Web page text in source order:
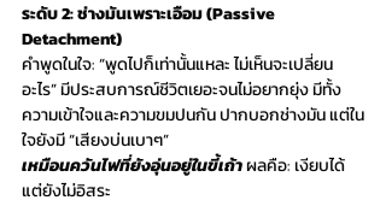
ระดับ 2: ช่างมันเพราะเอือม (Passive
Detachment)
คำพูดในใจ: “พูดไปก็เท่านั้นแหละ ไม่เห็นจะเปลี่ยน
อะไร” มีประสบการณ์ชีวิตเยอะจนไม่อยากยุ่ง มีทั้ง
ความเข้าใจและความขมปนกัน ปากบอกช่างมัน แต่ใน
ใจยังมี “เสียงบ่นเบาๆ”
เหมือนควันไฟที่ยังอุ่นอยู่ในขี้เถ้า ผลคือ: เงียบได้
แต่ยังไม่อิสระ